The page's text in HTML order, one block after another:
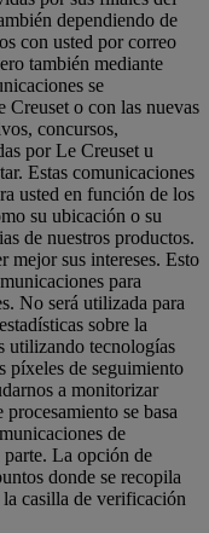
dependiendo de
con usted por correo
también mediante
se
Creuset o con las nuevas
concursos,
por Le Creuset u
Estas comunicaciones
usted en función de los
su ubicación o su
de nuestros productos.
mejor sus intereses. Esto
para
No será utilizada para
sobre la
utilizando tecnologías
píxeles de seguimiento
a monitorizar
se basa
de
parte. La opción de
donde se recopila
casilla de verificación